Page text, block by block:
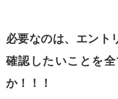
必要なのは、エント
確認したいことを
か！！！